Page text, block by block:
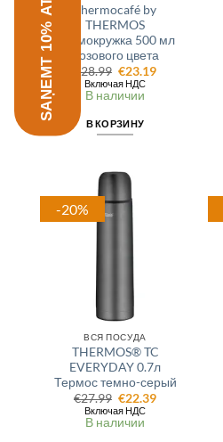
Thermocafé by
THERMOS
Термокружка 500 мл
розового цвета
28.99 Первоначальная
цена
составляла
€23.19Текущая
Включая НДС
В наличии
В КОРЗИНУ
-20%
ВСЯ ПОСУДА
THERMOS® TC
EVERYDAY 0.7л
Термос темно-серый
€27.99 Первоначальная
цена
составляла
€22.39Текущая
Включая НДС
В наличии
SAŅEMT 10% ATLAIDI